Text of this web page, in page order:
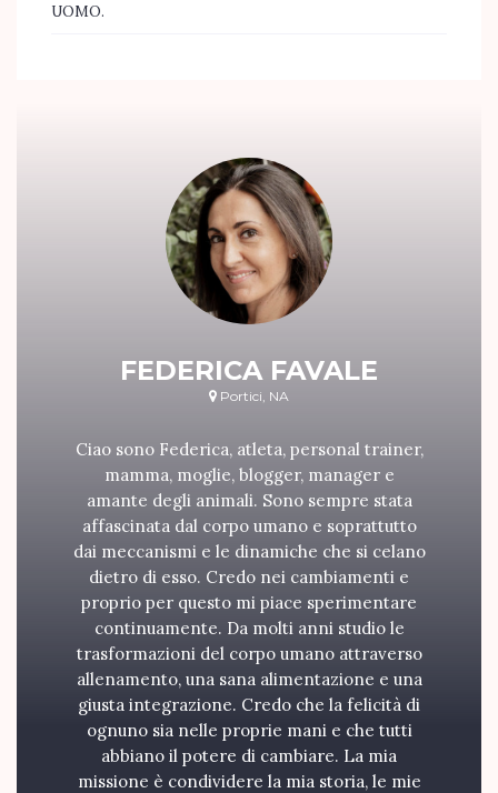
UOMO.
FEDERICA FAVALE
Portici, NA
Ciao sono Federica, atleta, personal trainer,
mamma, moglie, blogger, manager e
amante degli animali. Sono sempre stata
affascinata dal corpo umano e soprattutto
dai meccanismi e le dinamiche che si celano
dietro di esso. Credo nei cambiamenti e
proprio per questo mi piace sperimentare
continuamente. Da molti anni studio le
trasformazioni del corpo umano attraverso
allenamento, una sana alimentazione e una
giusta integrazione. Credo che la felicità di
ognuno sia nelle proprie mani e che tutti
abbiano il potere di cambiare. La mia
missione è condividere la mia storia, le mie